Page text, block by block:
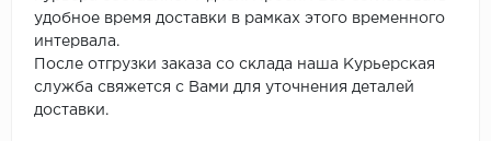
удобное время доставки в рамках этого временного
интервала.
После отгрузки заказа со склада наша Курьерская
служба свяжется с Вами для уточнения деталей
доставки.